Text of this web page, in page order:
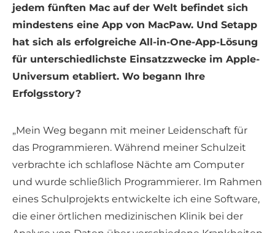
jedem fünften Mac auf der Welt befindet sich
mindestens eine App von MacPaw. Und Setapp
hat sich als erfolgreiche All-in-One-App-Lösung
für unterschiedlichste Einsatzzwecke im Apple-
Universum etabliert. Wo begann Ihre
Erfolgsstory?
„Mein Weg begann mit meiner Leidenschaft für
das Programmieren. Während meiner Schulzeit
verbrachte ich schlaflose Nächte am Computer
und wurde schließlich Programmierer. Im Rahmen
eines Schulprojekts entwickelte ich eine Software,
die einer örtlichen medizinischen Klinik bei der